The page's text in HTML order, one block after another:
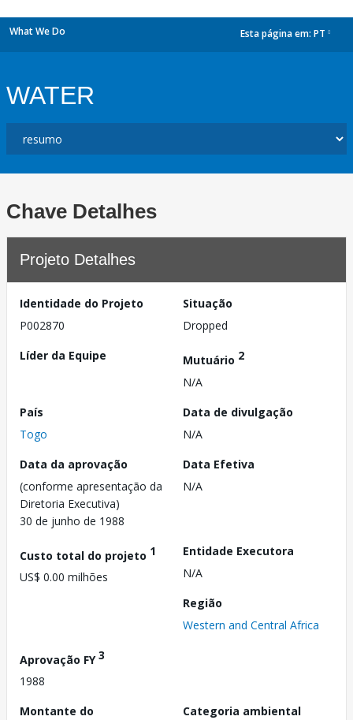
What We Do Esta página em: PT
WATER
Chave Detalhes
Projeto Detalhes
Identidade do Projeto
P002870
Situação
Dropped
Líder da Equipe
Mutuário 2
N/A
País
Togo
Data de divulgação
N/A
Data da aprovação
(conforme apresentação da
Diretoria Executiva)
30 de junho de 1988
Data Efetiva
N/A
Custo total do projeto 1
US$ 0.00 milhões
Entidade Executora
N/A
Região
Western and Central Africa
Aprovação FY3
1988
Montante do
Categoria ambiental